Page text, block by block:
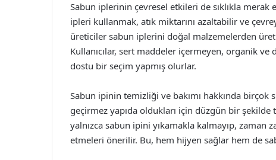
Sabun iplerinin çevresel etkileri de sıklıkla
ipleri kullanmak, atık miktarını azaltabilir ve
üreticiler sabun iplerini doğal malzemelerden
Kullanıcılar, sert maddeler içermeyen, organik
dostu bir seçim yapmış olurlar.
Sabun ipinin temizliği ve bakımı hakkında
geçirmez yapıda oldukları için düzgün bir
yalnızca sabun ipini yıkamakla kalmayıp, zaman
etmeleri önerilir. Bu, hem hijyen sağlar hem de